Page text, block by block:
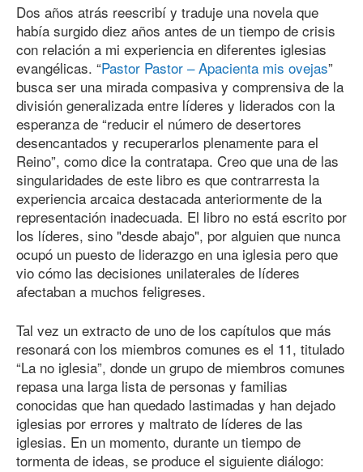
Dos años atrás reescribí y traduje una novela que
había surgido diez años antes de un tiempo de crisis
con relación a mi experiencia en diferentes iglesias
evangélicas. “Pastor Pastor – Apacienta mis ovejas”
busca ser una mirada compasiva y comprensiva de la
división generalizada entre líderes y liderados con la
esperanza de “reducir el número de desertores
desencantados y recuperarlos plenamente para el
Reino”, como dice la contratapa. Creo que una de las
singularidades de este libro es que contrarresta la
experiencia arcaica destacada anteriormente de la
representación inadecuada. El libro no está escrito por
los líderes, sino "desde abajo", por alguien que nunca
ocupó un puesto de liderazgo en una iglesia pero que
vio cómo las decisiones unilaterales de líderes
afectaban a muchos feligreses.
Tal vez un extracto de uno de los capítulos que más
resonará con los miembros comunes es el 11, titulado
“La no iglesia”, donde un grupo de miembros comunes
repasa una larga lista de personas y familias
conocidas que han quedado lastimadas y han dejado
iglesias por errores y maltrato de líderes de las
iglesias. En un momento, durante un tiempo de
tormenta de ideas, se produce el siguiente diálogo: